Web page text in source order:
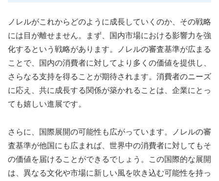
ノレルがこれからどのように成長していくのか、その戦略
には目が離せません。まず、国内市場における影響力を強
化するという戦略があります。ノレルの審査基準が広まる
ことで、国内の消費者に対してより多くの価値を提供し、
さらなる支持を得ることが期待されます。消費者のニーズ
に応え、共に成長する関係が築かれることは、企業にとっ
ても嬉しい進展です。
さらに、国際展開の可能性も広がっています。ノレルの審
査基準が他国にも広まれば、世界中の消費者に対してもそ
の価値を届けることができるでしょう。この国際的な展開
は、異なる文化や市場に新しい風を吹き込む可能性を持っ